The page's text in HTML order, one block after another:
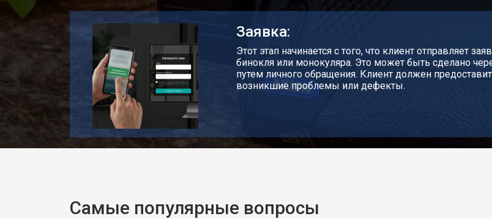
Заявка:
Этот этап начинается с того, что клиент отправляет
бинокля или монокуляра. Это может быть сделано
путем личного обращения. Клиент должен
возникшие проблемы или дефекты.
Самые популярные вопросы